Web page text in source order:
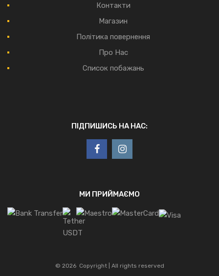
Контакти
Магазин
Політика повернення
Про Нас
Список побажань
ПІДПИШИСЬ НА НАС:
МИ ПРИЙМАЄМО
© 2026 Copyright | All rights reserved